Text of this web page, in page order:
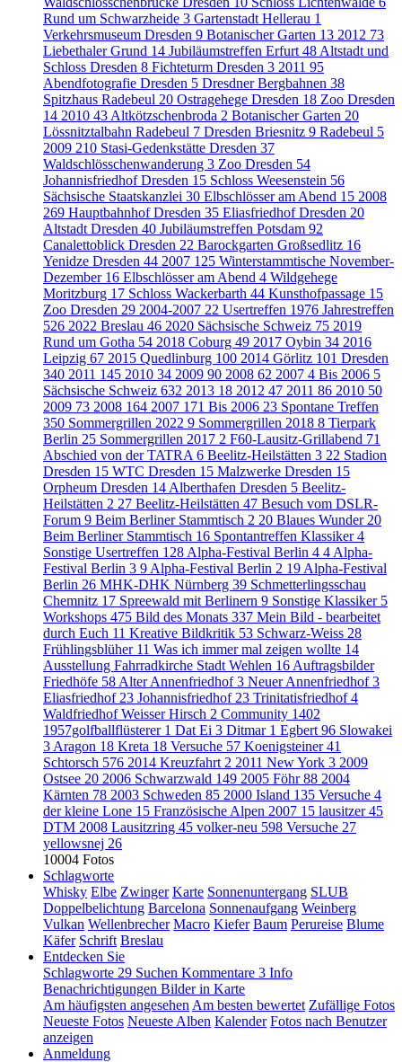
Rund um Schwarzheide 3 Gartenstadt Hellerau 1
Verkehrsmuseum Dresden 9 Botanischer Garten 13 2012 73
Liebethaler Grund 14 Jubiläumstreffen Erfurt 48 Altstadt und
Schloss Dresden 8 Fichteturm Dresden 3 2011 95
Abendfotografie Dresden 5 Dresdner Bergbahnen 38
Spitzhaus Radebeul 20 Ostragehege Dresden 18 Zoo Dresden
14 2010 43 Altkötzschenbroda 2 Botanischer Garten 20
Lössnitztalbahn Radebeul 7 Dresden Briesnitz 9 Radebeul 5
2009 210 Stasi-Gedenkstätte Dresden 37
Waldschlösschenwanderung 3 Zoo Dresden 54
Johannisfriedhof Dresden 15 Schloss Weesenstein 56
Sächsische Staatskanzlei 30 Elbschlösser am Abend 15 2008
269 Hauptbahnhof Dresden 35 Eliasfriedhof Dresden 20
Altstadt Dresden 40 Jubiläumstreffen Potsdam 92
Canalettoblick Dresden 22 Barockgarten Großsedlitz 16
Yenidze Dresden 44 2007 125 Winterstammtische November-
Dezember 16 Elbschlösser am Abend 4 Wildgehege
Moritzburg 17 Schloss Wackerbarth 44 Kunsthofpassage 15
Zoo Dresden 29 2004-2007 22 Usertreffen 1976 Jahrestreffen
526 2022 Breslau 46 2020 Sächsische Schweiz 75 2019
Rund um Gotha 54 2018 Coburg 49 2017 Oybin 34 2016
Leipzig 67 2015 Quedlinburg 100 2014 Görlitz 101 Dresden
340 2011 145 2010 34 2009 90 2008 62 2007 4 Bis 2006 5
Sächsische Schweiz 632 2013 18 2012 47 2011 86 2010 50
2009 73 2008 164 2007 171 Bis 2006 23 Spontane Treffen
350 Sommergrillen 2022 9 Sommergrillen 2018 8 Tierpark
Berlin 25 Sommergrillen 2017 2 F60-Lausitz-Grillabend 71
Abschied von der TATRA 6 Beelitz-Heilstätten 3 22 Stadion
Dresden 15 WTC Dresden 15 Malzwerke Dresden 15
Orpheum Dresden 14 Alberthafen Dresden 5 Beelitz-
Heilstätten 2 27 Beelitz-Heilstätten 47 Besuch vom DSLR-
Forum 9 Beim Berliner Stammtisch 2 20 Blaues Wunder 20
Beim Berliner Stammtisch 16 Spontantreffen Klassiker4
Sonstige Usertreffen 128 Alpha-Festival Berlin 4 4 Alpha-
Festival Berlin 3 9 Alpha-Festival Berlin 2 19 Alpha-Festival
Berlin 26 MHK-DHK Nürnberg 39 Schmetterlingsschau
Chemnitz 17 Spreewald mit Berlinern 9 Sonstige Klassiker 5
Workshops 475 Bild des Monats 337 Mein Bild - bearbeitet
durch Euch 11 Kreative Bildkritik 53 Schwarz-Weiss 28
Frühlingsblüher 11 Was ich immer mal zeigen wollte 14
Ausstellung Fahrradkirche Stadt Wehlen 16 Auftragsbilder
Friedhöfe 58 Alter Annenfriedhof3 Neuer Annenfriedhof3
Eliasfriedhof 23 Johannisfriedhof 23 Trinitatisfriedhof4
Waldfriedhof Weisser Hirsch 2 Community 1402
1957golfballflüsterer 1 Dat Ei 3 Ditmar 1 Egbert 96 Slowakei
3 Aragon 18 Kreta 18 Versuche 57 Koenigsteiner41
Schtorsch 576 2014 Kreuzfahrt 2 2011 New York 3 2009
Ostsee 20 2006 Schwarzwald 149 2005 Föhr88 2004
Kärnten 78 2003 Schweden 85 2000 Island 135 Versuche 4
der kleine Lone 15 Französische Alpen 2007 15 lausitzer45
DTM 2008 Lausitzring 45 volker-neu 598 Versuche 27
yellowsnej 26
10004 Fotos
Schlagworte
Whisky Elbe Zwinger Karte Sonnenuntergang SLUB
Doppelbelichtung Barcelona Sonnenaufgang Weinberg
Vulkan Wellenbrecher Macro Kiefer Baum Perureise Blume
Käfer Schrift Breslau
Entdecken Sie
Schlagworte 29 Suchen Kommentare 3 Info
Benachrichtigungen Bilder in Karte
Am häufigsten angesehen Am besten bewertet Zufällige Fotos
Neueste Fotos Neueste Alben Kalender Fotos nach Benutzer
anzeigen
Anmeldung